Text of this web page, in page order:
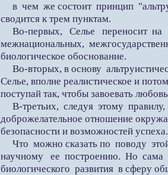
в чем же состоит принцип
сводится к трем пунктам.
Во-первых, Селье переносит
межнациональных,
биологическое обоснование.
Во-вторых, в основу
Селье, вполне реалистическое и
поступай так, чтобы завоевать
В-третьих, следуя этому
доброжелательное отношение
безопасности и возможностей успеха.
Что можно сказать по поводу
научному ее построению. Но сама
биологического развития в сферу